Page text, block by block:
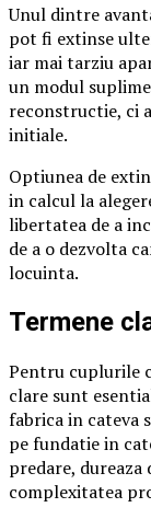
Unul dintre
pot fi extinse
iar mai tarziu
un modul
reconstructie, ci
initiale.
Optiunea de
in calcul la
libertatea de a
de a o dezvolta
locuinta.
Termene
Pentru cuplurile
clare sunt
fabrica in cateva
pe fundatie in
predare,
complexitatea